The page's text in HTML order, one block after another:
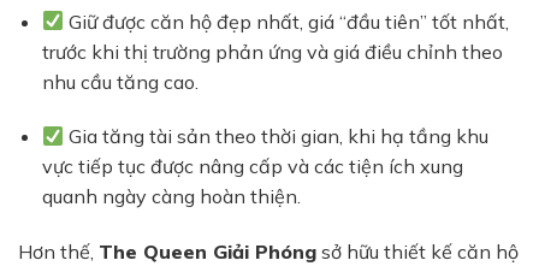
Giữ được căn hộ đẹp nhất, giá “đầu tiên” tốt nhất,
trước khi thị trường phản ứng và giá điều chỉnh theo
nhu cầu tăng cao.
Gia tăng tài sản theo thời gian, khi hạ tầng khu
vực tiếp tục được nâng cấp và các tiện ích xung
quanh ngày càng hoàn thiện.
Hơn thế, The Queen Giải Phóng sở hữu thiết kế căn hộ